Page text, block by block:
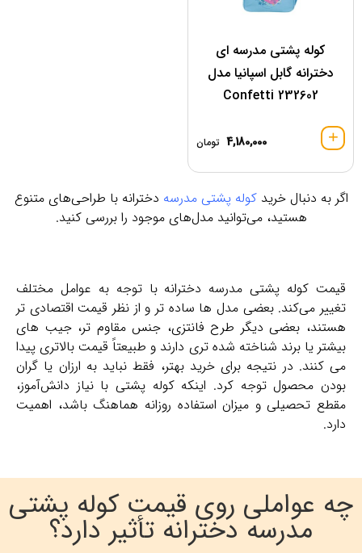
کوله پشتی مدرسه ای
دخترانه گابل اسپانیا مدل
232602 Confetti
4,180,000 تومان
اگر به دنبال خریدکوله پشتی مدرسه دخترانه با طراحی‌های متنوع
هستید، می‌توانید مدل‌های موجود را بررسی کنید.
قیمت کوله پشتی مدرسه دخترانه با توجه به عوامل مختلف
تغییر می‌کند. بعضی مدل‌ ها ساده‌ تر و از نظر قیمت اقتصادی‌ تر
هستند، بعضی دیگر طرح فانتزی، جنس مقاوم‌ تر، جیب‌ های
بیشتر یا برند شناخته ‌شده‌ تری دارند و طبیعتاً قیمت بالاتری پیدا
می‌ کنند. در نتیجه برای خرید بهتر، فقط نباید به ارزان یا گران
بودن محصول توجه کرد. اینکه کوله پشتی با نیاز دانش‌آموز،
مقطع تحصیلی و میزان استفاده روزانه هماهنگ باشد، اهمیت
دارد.
چه عواملی روی قیمت کوله پشتی
مدرسه دخترانه تأثیر دارد؟